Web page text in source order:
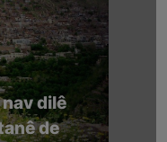
dilê
de